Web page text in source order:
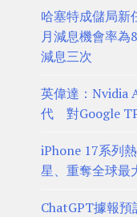
哈塞特成儲局
月減息機會率為
減息三次
英偉達：Nvidia
代 對Google
iPhone 17系列
星、重奪全球最
ChatGPT據報